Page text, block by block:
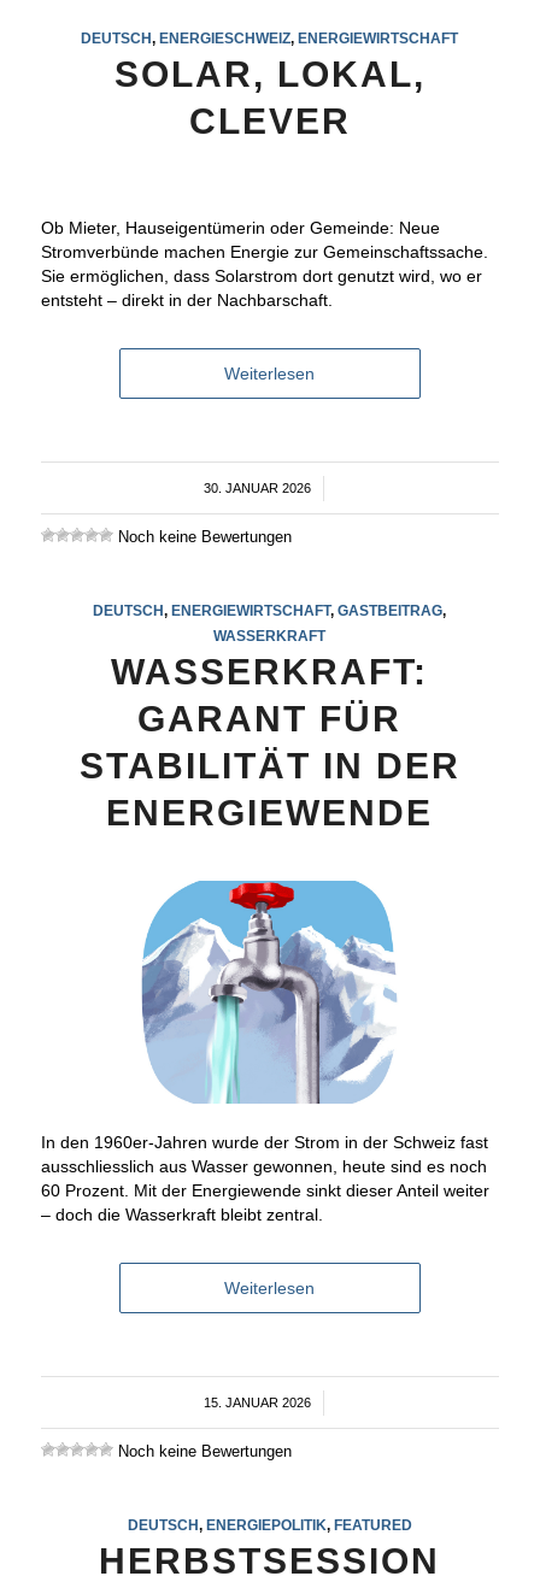
DEUTSCH, ENERGIESCHWEIZ, ENERGIEWIRTSCHAFT
SOLAR, LOKAL,
CLEVER
Ob Mieter, Hauseigentümerin oder Gemeinde: Neue
Stromverbünde machen Energie zur Gemeinschaftssache.
Sie ermöglichen, dass Solarstrom dort genutzt wird, wo er
entsteht – direkt in der Nachbarschaft.
Weiterlesen
30. JANUAR 2026
/
Noch keine Bewertungen
DEUTSCH, ENERGIEWIRTSCHAFT,GASTBEITRAG,
WASSERKRAFT
WASSERKRAFT:
GARANT FÜR
STABILITÄT IN DER
ENERGIEWENDE
In den 1960er-Jahren wurde der Strom in der Schweiz fast
ausschliesslich aus Wasser gewonnen, heute sind es noch
60 Prozent. Mit der Energiewende sinkt dieser Anteil weiter
– doch die Wasserkraft bleibt zentral.
Weiterlesen
15. JANUAR 2026
/
Noch keine Bewertungen
DEUTSCH ENERGIEPOLITIK FEATURED
HERBSTSESSION